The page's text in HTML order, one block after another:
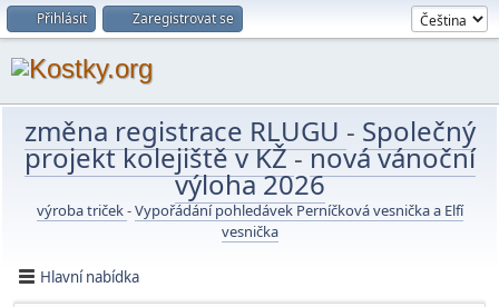
Přihlásit Zaregistrovat se
změna registrace RLUGU - Společný
projekt kolejiště v KŽ-nová vánoční
výloha 2026
výroba triček-Vypořádání pohledávek Perníčková vesnička a Elfí
vesnička
Hlavní nabídka